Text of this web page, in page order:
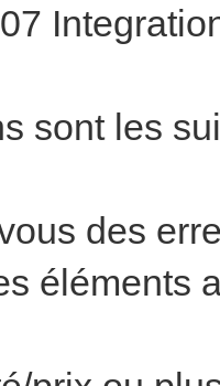
sont les
des
éléments